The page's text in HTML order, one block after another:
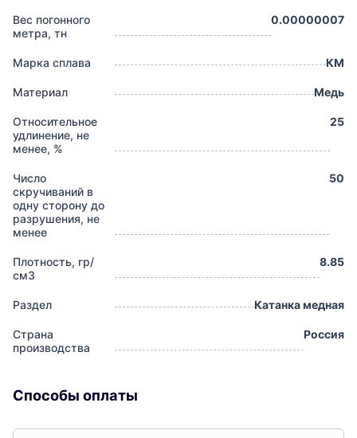
Вес погонного
метра, тн
0.00000007
Марка сплава КМ
Материал Медь
Относительное
удлинение, не
менее, %
25
Число
скручиваний в
одну сторону до
разрушения, не
менее
50
Плотность, гр/
см3
8.85
Раздел Катанка медная
Страна
производства
Россия
Способы оплаты